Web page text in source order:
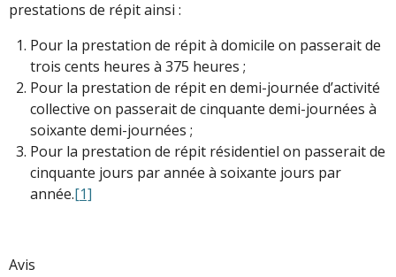
prestations de répit ainsi :
Pour la prestation de répit à domicile on passerait de
trois cents heures à 375 heures ;
Pour la prestation de répit en demi-journée d’activité
collective on passerait de cinquante demi-journées à
soixante demi-journées ;
Pour la prestation de répit résidentiel on passerait de
cinquante jours par année à soixante jours par
année.[1]
Avis